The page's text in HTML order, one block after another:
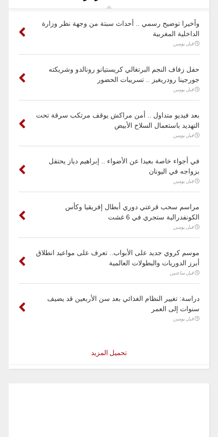
وأخيرا توضيح رسمي .. أحداث سبتة من وجهة نظر وزارة
الداخلية المغربية
قبل يومين
حفل زفاف النجم البرتغالي كريستيانو رونالدو وشريكته
جورجينا رودريغيز .. تسريبات الحضور
قبل يومين
بعد فيديو متداول .. أمن مراكش يوقف مرتكب سرقة تحت
التهديد باستعمال السلاح الأبيض
قبل يومين
في أجواء خاصة بعيدا عن الأضواء .. إبراهيم دياز يحتفل
بزواجه في اليونان
قبل يومين
مراسم سحب قرعتي دوري أبطال إفريقيا وكأس
الكونفدرالية ستجري في 6 غشت
قبل يومين
موسم كروي جديد على الأبواب.. تعرف على مواعيد انطلاق
أبرز الدوريات والبطولات العالمية
قبل ساعتين
دراسة: تغيير النظام الغذائي بعد سن الأربعين قد يضيف
سنوات إلى العمر
قبل يومين
تحميل المزيد